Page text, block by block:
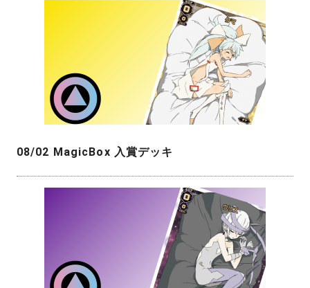
08/02 MagicBox 入賞デッキ